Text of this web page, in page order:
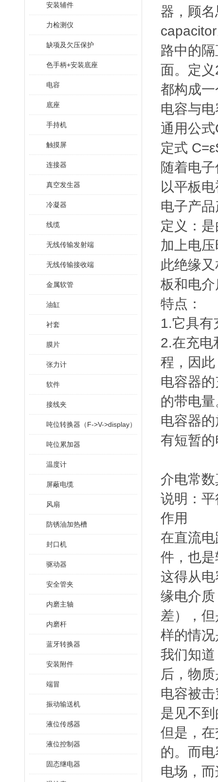
安装辅件
力检测仪
缺项及欠压保护
色手柄+安装底座
电容
底座
手持机
触摸屏
连接器
真空发生器
冷凝器
线缆
无线传输发射端
无线传输接收端
金属软管
油缸
衬套
膜片
张力计
软件
接线夹
吨位转换器（F->V->display）
吨位累加器
温度计
屏蔽电缆
风扇
防锈油加热槽
封口机
驱动器
安全管夹
内磨主轴
内磨杆
蓝牙转换器
安装附件
端冒
振动输送机
液位传感器
液位控制器
固态继电器
器，顾
路中的
面。定
都构成
电容与
通用公
定式
随着电
以平板
电子产
定义：
加上电
此绝缘
板和电
特点：
1.它具有
2.在充电
程，因
电容器
的带电
电容器
有短暂
介电常
说明：
作用
在直流
件，也
这得从
缘电介
差），
样的情
我们知
后，物
电容被
是见不
但是，
的。而
电场，